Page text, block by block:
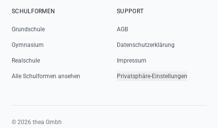
SCHULFORMEN
Grundschule
Gymnasium
Realschule
Alle Schulformen ansehen
SUPPORT
AGB
Datenschutzerklärung
Impressum
Privatsphäre-Einstellungen
© 2026 thea Gmbh